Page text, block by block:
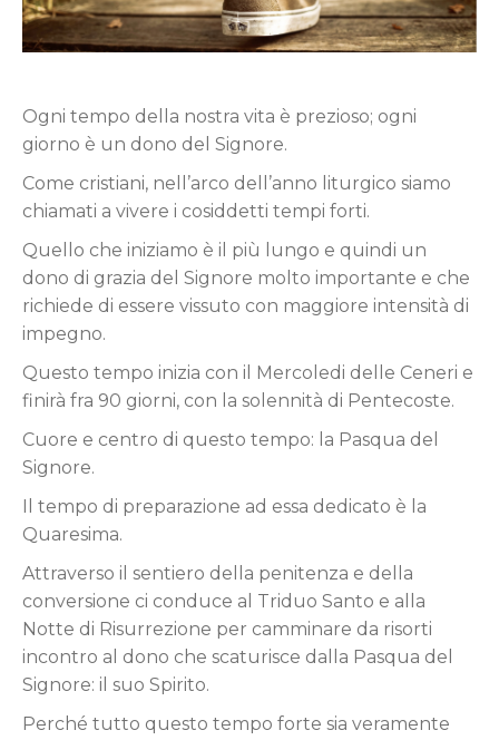
Ogni tempo della nostra vita è prezioso; ogni
giorno è un dono del Signore.
Come cristiani, nell’arco dell’anno liturgico siamo
chiamati a vivere i cosiddetti tempi forti.
Quello che iniziamo è il più lungo e quindi un
dono di grazia del Signore molto importante e che
richiede di essere vissuto con maggiore intensità di
impegno.
Questo tempo inizia con il Mercoledi delle Ceneri e
finirà fra 90 giorni, con la solennità di Pentecoste.
Cuore e centro di questo tempo: la Pasqua del
Signore.
Il tempo di preparazione ad essa dedicato è la
Quaresima.
Attraverso il sentiero della penitenza e della
conversione ci conduce al Triduo Santo e alla
Notte di Risurrezione per camminare da risorti
incontro al dono che scaturisce dalla Pasqua del
Signore: il suo Spirito.
Perché tutto questo tempo forte sia veramente